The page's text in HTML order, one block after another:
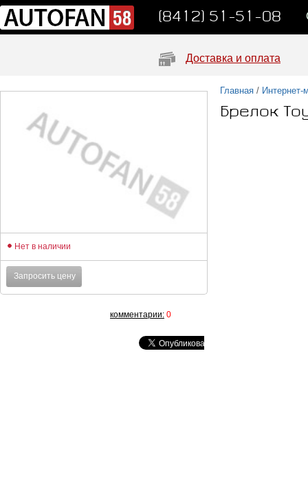
(8412) 51-51-08
Доставка и оплата
Главная / Интернет-
Брелок
Нет в наличии
Запросить цену
комментарии: 0